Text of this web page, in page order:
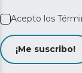
Acepto los
¡Me suscribo!